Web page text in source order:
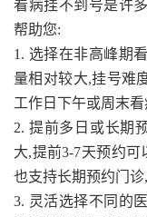
看病挂不到号是许
帮助您:
1. 选择在非高峰期
量相对较大,挂号难
工作日下午或周末看
2. 提前多日或长期
大,提前3-7天预约
也支持长期预约门诊
3. 灵活选择不同的